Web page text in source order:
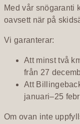
Med vår snögaranti
oavsett när på
Vi garanterar:
Att minst två
från 27
Att
januari–25
Om ovan inte